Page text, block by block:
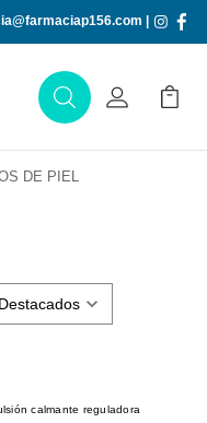
BuscarMi Cuenta
Mi
DE PIEL
calmante reguladora